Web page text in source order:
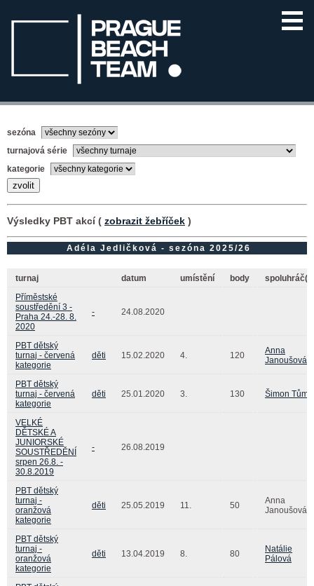
sezóna
turnajová série
kategorie
Výsledky PBT akcí ( zobrazit žebříček )
Adéla Jedličková - sezóna 2025/26
turnaj datum umístění body
Příměstské
soustředění 3 -
Praha 24.-28. 8.
2020
- 24.08.2020
PBT dětský
turnaj - červená
kategorie
děti 15.02.2020 4. 120
Anna
Janoušová
PBT dětský
turnaj - červená
kategorie
děti 25.01.2020 3. 130 Šimon Tůma
VELKÉ
DĚTSKÉ A
JUNIORSKÉ
SOUSTŘEDĚNÍ
srpen 26.8. -
30.8.2019
- 26.08.2019
PBT dětský
turnaj -
oranžová
kategorie
děti 25.05.2019 11. 50
Anna
Janoušová
PBT dětský
turnaj -
oranžová
kategorie
děti 13.04.2019 8. 80
Natálie
Pálová